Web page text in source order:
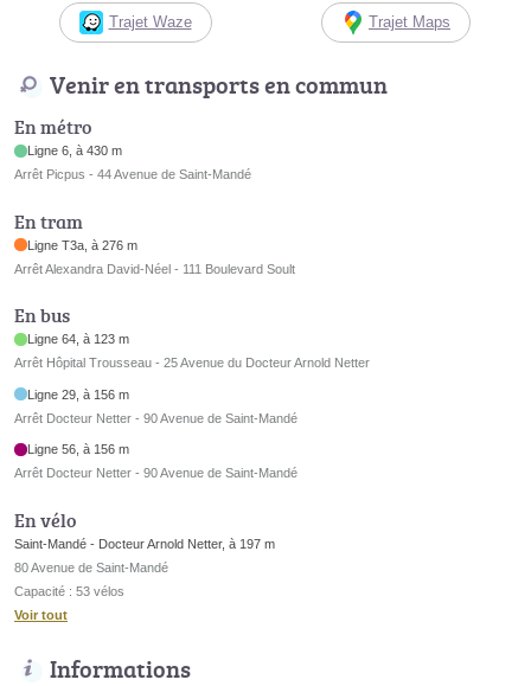
Trajet Waze Trajet Maps
Venir en transports en commun
En métro
Ligne 6, à 430 m
Arrêt Picpus - 44 Avenue de Saint-Mandé
En tram
Ligne T3a, à 276 m
Arrêt Alexandra David-Néel - 111 Boulevard Soult
En bus
Ligne 64, à 123 m
Arrêt Hôpital Trousseau - 25 Avenue du Docteur Arnold Netter
Ligne 29, à 156 m
Arrêt Docteur Netter - 90 Avenue de Saint-Mandé
Ligne 56, à 156 m
Arrêt Docteur Netter - 90 Avenue de Saint-Mandé
En vélo
Saint-Mandé - Docteur Arnold Netter, à 197 m
80 Avenue de Saint-Mandé
Capacité : 53 vélos
Voir tout
Informations